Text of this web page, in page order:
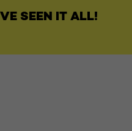
SEEN IT ALL!